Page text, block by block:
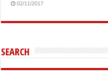
02/11/2017
SEARCH